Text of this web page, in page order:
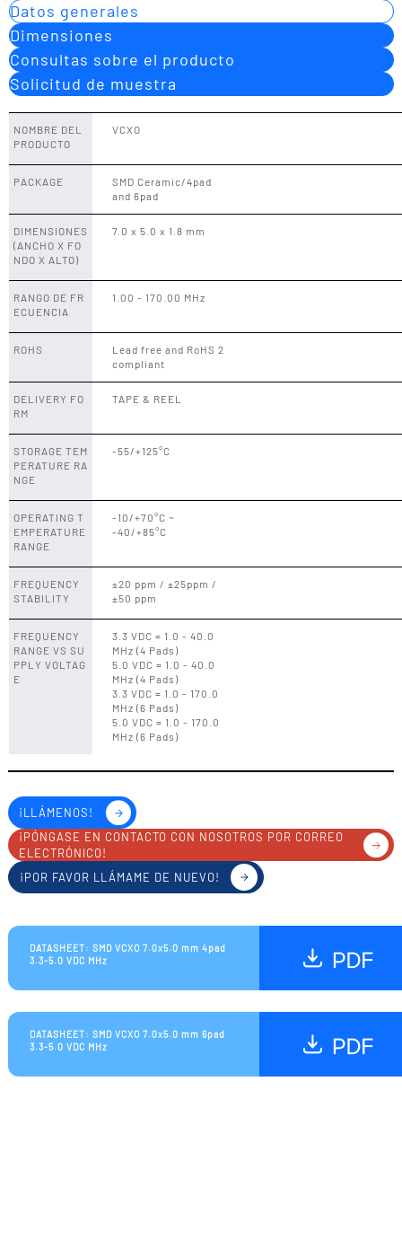
Datos generales
Dimensiones
Consultas sobre el producto
Solicitud de muestra
NOMBRE DEL
PRODUCTO
VCXO
PACKAGE
SMD Ceramic/4pad
and 6pad
DIMENSIONES
(ANCHO X FO
NDO X ALTO)
7.0 x 5.0 x 1.8 mm
RANGO DE FR
ECUENCIA
1.00 - 170.00 MHz
ROHS
Lead free and RoHS 2
compliant
DELIVERY FO
RM
TAPE & REEL
STORAGE TEM
PERATURE RA
NGE
-55/+125°C
OPERATING T
EMPERATURE
RANGE
-10/+70°C ~
-40/+85°C
FREQUENCY
STABILITY
±20 ppm / ±25ppm /
±50 ppm
FREQUENCY
RANGE VS SU
PPLY VOLTAG
E
3.3 VDC = 1.0 - 40.0
MHz (4 Pads)
5.0 VDC = 1.0 - 40.0
MHz (4 Pads)
3.3 VDC = 1.0 - 170.0
MHz (6 Pads)
5.0 VDC = 1.0 - 170.0
MHz (6 Pads)
¡LLÁMENOS!
¡PÓNGASE EN CONTACTO CON NOSOTROS POR CORREO
ELECTRÓNICO!
¡POR FAVOR LLÁMAME DE NUEVO!
DATASHEET: SMD VCXO 7.0x5.0 mm 4pad
3.3-5.0 VDC MHz
DATASHEET: SMD VCXO 7.0x5.0 mm 6pad
3.3-5.0 VDC MHz